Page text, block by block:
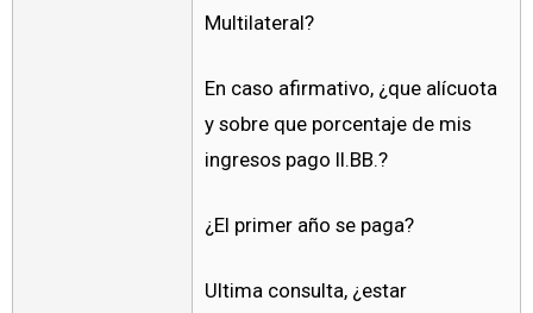
Multilateral?
En caso afirmativo, ¿que alícuota
y sobre que porcentaje de mis
ingresos pago II.BB.?
¿El primer año se paga?
Ultima consulta, ¿estar